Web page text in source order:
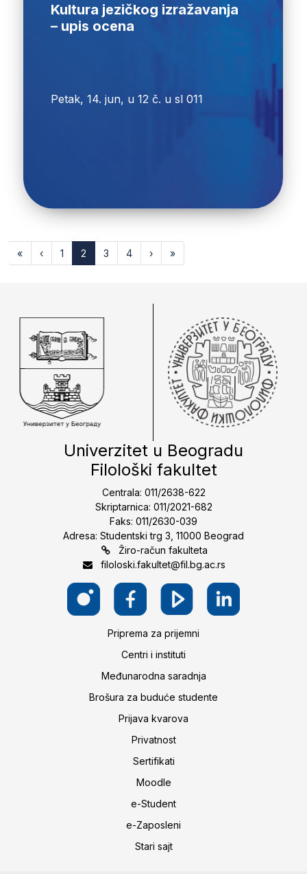
Kultura jezičkog izražavanja
– upis ocena
Petak, 14. jun, u 12 č. u sl 011
« ‹ 1 2 3 4 › »
Univerzitet u Beogradu
Filološki fakultet
Centrala: 011/2638-622
Skriptarnica: 011/2021-682
Faks: 011/2630-039
Adresa: Studentski trg 3, 11000 Beograd
Žiro-račun fakulteta
filoloski.fakultet@fil.bg.ac.rs
Priprema za prijemni
Centri i instituti
Međunarodna saradnja
Brošura za buduće studente
Prijava kvarova
Privatnost
Sertifikati
Moodle
e-Student
e-Zaposleni
Stari sajt